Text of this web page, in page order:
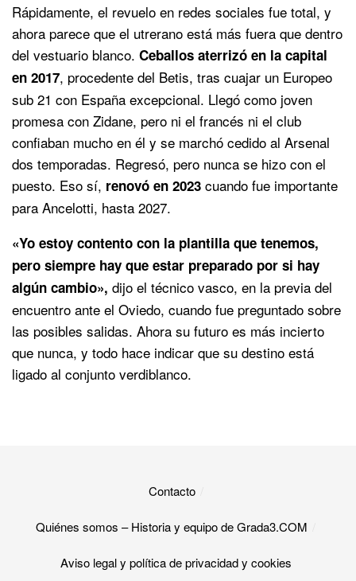
Rápidamente, el revuelo en redes sociales fue total, y
ahora parece que el utrerano está más fuera que dentro
del vestuario blanco. Ceballos aterrizó en la capital
en 2017, procedente del Betis, tras cuajar un Europeo
sub 21 con España excepcional. Llegó como joven
promesa con Zidane, pero ni el francés ni el club
confiaban mucho en él y se marchó cedido al Arsenal
dos temporadas. Regresó, pero nunca se hizo con el
puesto. Eso sí, renovó en 2023 cuando fue importante
para Ancelotti, hasta 2027.
«Yo estoy contento con la plantilla que tenemos,
pero siempre hay que estar preparado por si hay
algún cambio», dijo el técnico vasco, en la previa del
encuentro ante el Oviedo, cuando fue preguntado sobre
las posibles salidas. Ahora su futuro es más incierto
que nunca, y todo hace indicar que su destino está
ligado al conjunto verdiblanco.
Contacto
Quiénes somos – Historia y equipo de Grada3.COM
Aviso legal y política de privacidad y cookies​